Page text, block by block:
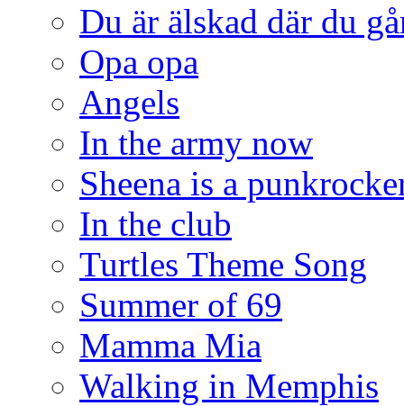
Du är älskad där du
Opa opa
Angels
In the army now
Sheena is a
In the club
Turtles Theme Song
Summer of 69
Mamma Mia
Walking in Memphis